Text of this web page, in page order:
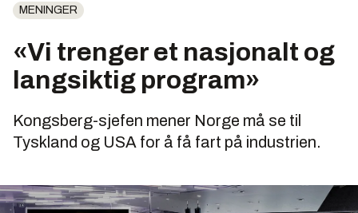
MENINGER
«Vi trenger et nasjonalt og
langsiktig program»
Kongsberg-sjefen mener Norge må se til
Tyskland og USA for å få fart på industrien.